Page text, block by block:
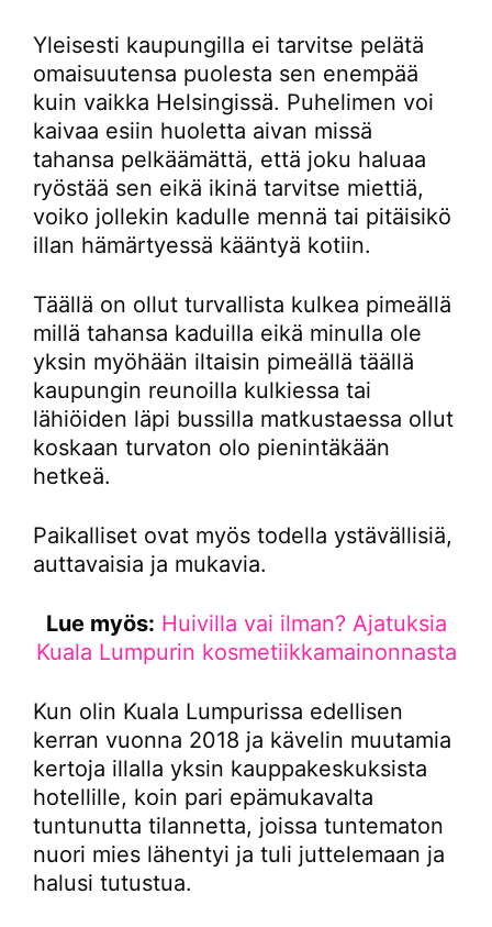
Yleisesti kaupungilla ei tarvitse pelätä
omaisuutensa puolesta sen enempää
kuin vaikka Helsingissä. Puhelimen voi
kaivaa esiin huoletta aivan missä
tahansa pelkäämättä, että joku haluaa
ryöstää sen eikä ikinä tarvitse miettiä,
voiko jollekin kadulle mennä tai pitäisikö
illan hämärtyessä kääntyä kotiin.
Täällä on ollut turvallista kulkea pimeällä
millä tahansa kaduilla eikä minulla ole
yksin myöhään iltaisin pimeällä täällä
kaupungin reunoilla kulkiessa tai
lähiöiden läpi bussilla matkustaessa ollut
koskaan turvaton olo pienintäkään
hetkeä.
Paikalliset ovat myös todella ystävällisiä,
auttavaisia ja mukavia.
Lue myös: Huivilla vai ilman? Ajatuksia
Kuala Lumpurin kosmetiikkamainonnasta
Kun olin Kuala Lumpurissa edellisen
kerran vuonna 2018 ja kävelin muutamia
kertoja illalla yksin kauppakeskuksista
hotellille, koin pari epämukavalta
tuntunutta tilannetta, joissa tuntematon
nuori mies lähentyi ja tuli juttelemaan ja
halusi tutustua.